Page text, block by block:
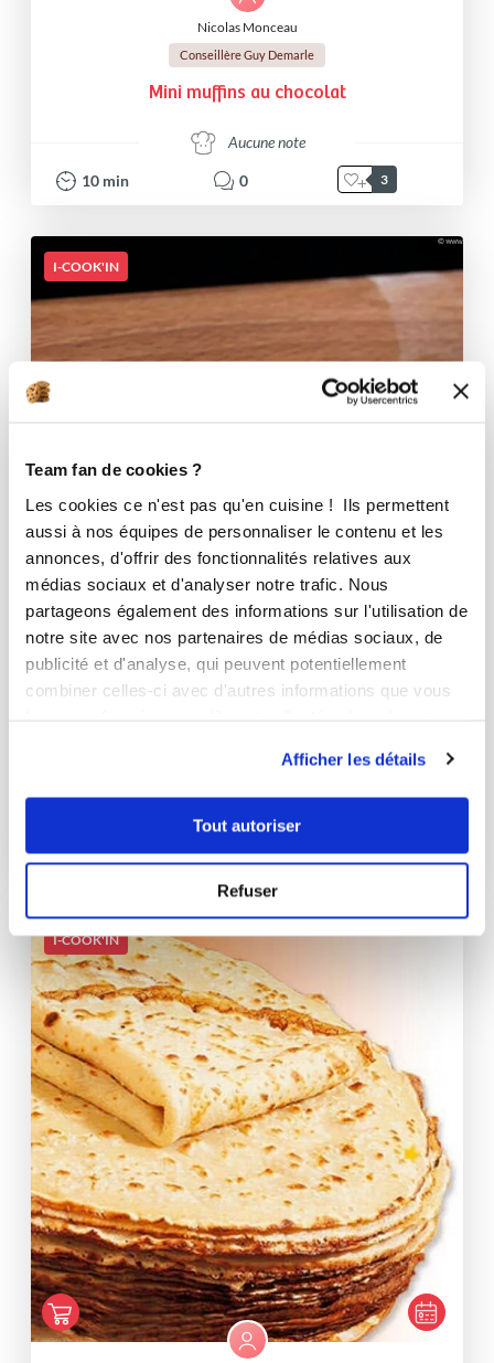
Team fan de cookies ?
Les cookies ce n'est pas qu'en cuisine ! Ils permettent
aussi à nos équipes de personnaliser le contenu et les
annonces, d'offrir des fonctionnalités relatives aux
médias sociaux et d'analyser notre trafic. Nous
partageons également des informations sur l'utilisation de
notre site avec nos partenaires de médias sociaux, de
publicité et d'analyse, qui peuvent potentiellement
combiner celles-ci avec d'autres informations que vous
Afficher les détails
Tout autoriser
Refuser
Nicolas Monceau
Conseillère Guy Demarle
Mini muffins au chocolat
Aucune note
10 min 0 3
I-COOK'IN
Nicolas Monceau
Pâte brisée
Délicieux
5min 0 54
I-COOK'IN